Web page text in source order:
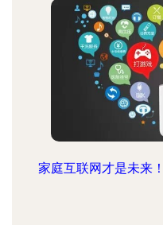
家庭互联网才是未来